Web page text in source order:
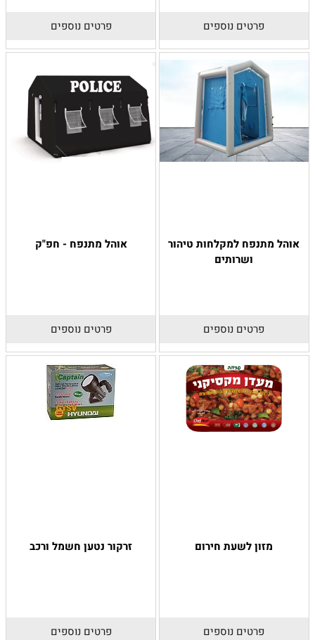
פרטים נוספים פרטים נוספים
אוהל מתנפח למקלחות טיהור
ושרותים
פרטים נוספים
אוהל מתנפח - חפ"ק
פרטים נוספים
מזון לשעת חירום
פרטים נוספים
זרקור נטען חשמל ורכב
פרטים נוספים